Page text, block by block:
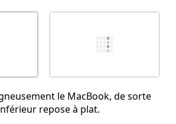
le MacBook, de sorte
repose à plat.